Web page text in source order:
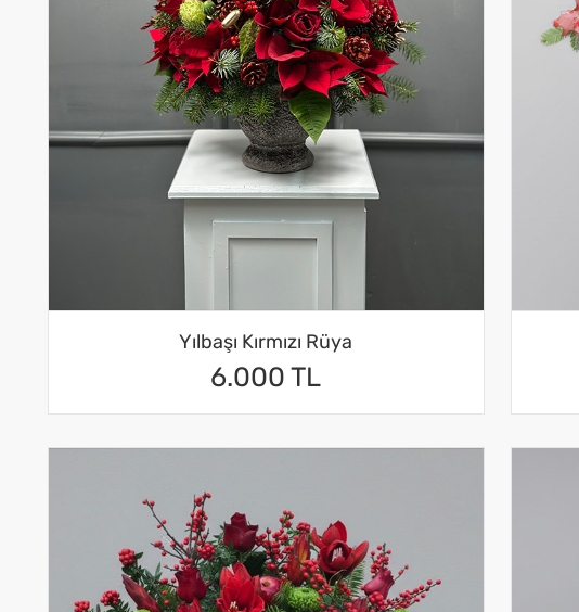
Yılbaşı Kırmızı Rüya
6.000 TL